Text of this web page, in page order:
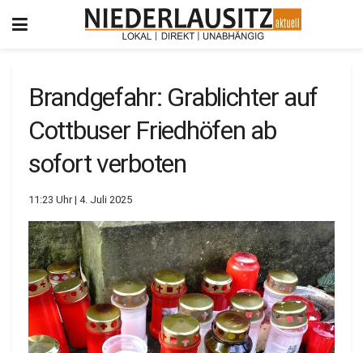
Brandgefahr: Grablichter auf
Cottbuser Friedhöfen ab
sofort verboten
11:23 Uhr | 4. Juli 2025